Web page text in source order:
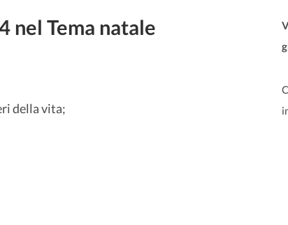
nel Tema natale
della vita;